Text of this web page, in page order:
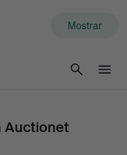
Mostrar
Auctionet